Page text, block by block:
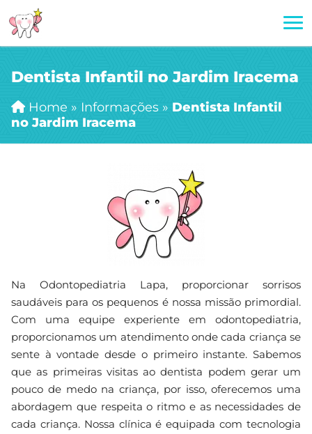
Dentista Infantil no Jardim Iracema
Home » Informações » Dentista Infantil
no Jardim Iracema
Na Odontopediatria Lapa, proporcionar sorrisos
saudáveis para os pequenos é nossa missão primordial.
Com uma equipe experiente em odontopediatria,
proporcionamos um atendimento onde cada criança se
sente à vontade desde o primeiro instante. Sabemos
que as primeiras visitas ao dentista podem gerar um
pouco de medo na criança, por isso, oferecemos uma
abordagem que respeita o ritmo e as necessidades de
cada criança. Nossa clínica é equipada com tecnologia